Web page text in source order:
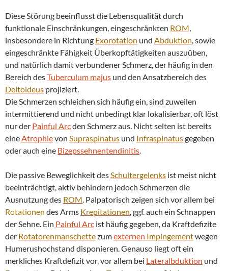
Diese Störung beeinflusst die Lebensqualität durch
funktionale Einschränkungen, eingeschränkten ROM,
insbesondere in Richtung Exorotation und Abduktion, sowie
eingeschränkte Fähigkeit Überkopftätigkeiten auszuüben,
und natürlich damit verbundener Schmerz, der häufig in den
Bereich desTuberculum majus und den Ansatzbereich des
Deltoideus projiziert.
Die Schmerzen schleichen sich häufig ein, sind zuweilen
intermittierend und nicht unbedingt klar lokalisierbar, oft löst
nur der Painful Arcden Schmerz aus. Nicht selten ist bereits
eineAtrophievon Supraspinatus und Infraspinatusgegeben
oder auch eine Bizepssehnentendinitis.
Die passive Beweglichkeit desSchultergelenks ist meist nicht
beeinträchtigt, aktiv behindern jedoch Schmerzen die
Ausnutzung des ROM. Palpatorisch zeigen sich vor allem bei
Rotationen des Arms Krepitationen, ggf. auch ein Schnappen
der Sehne. Ein Painful Arc ist häufig gegeben, da Kraftdefizite
der Rotatorenmanschettezumexternen Impingementwegen
Humerushochstand disponieren. Genauso liegt oft ein
merkliches Kraftdefizit vor, vor allem bei Lateralbduktion und